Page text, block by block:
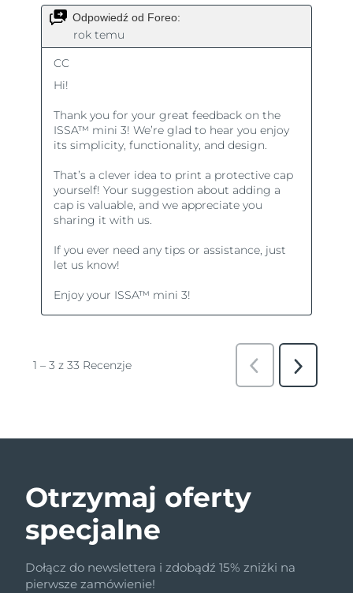
Otrzymaj oferty
specjalne
Dołącz do newslettera i zdobądź 15% zniżki na
pierwsze zamówienie!